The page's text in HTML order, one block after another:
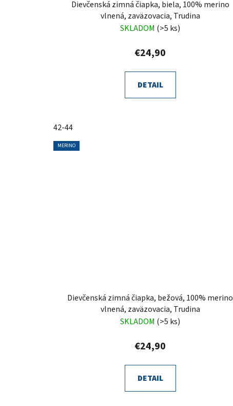
Dievčenská zimná čiapka, biela, 100% merino
vlnená, zaväzovacia, Trudina
SKLADOM (>5 ks)
€24,90
DETAIL
42-44
MERINO
Dievčenská zimná čiapka, bežová, 100% merino
vlnená, zaväzovacia, Trudina
SKLADOM (>5 ks)
€24,90
DETAIL